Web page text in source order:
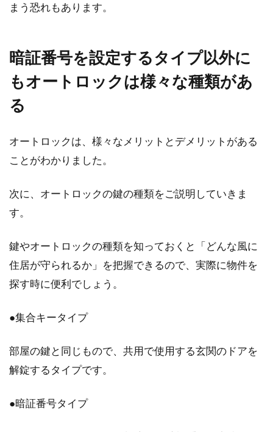
た。...
ガス給湯器はつけっぱなしよりも日
常の行為が危険に繋がる？
の供給ができ...
いる間取りです。ここでは、一人暮らし・二人
暮...
まう恐れもあります。
暗証番号を設定するタイプ以外に
もオートロックは様々な種類があ
る
オートロックは、様々なメリットとデメリットがある
ことがわかりました。
次に、オートロックの鍵の種類をご説明していきま
す。
鍵やオートロックの種類を知っておくと「どんな風に
住居が守られるか」を把握できるので、実際に物件を
探す時に便利でしょう。
●集合キータイプ
部屋の鍵と同じもので、共用で使用する玄関のドアを
解錠するタイプです。
●暗証番号タイプ